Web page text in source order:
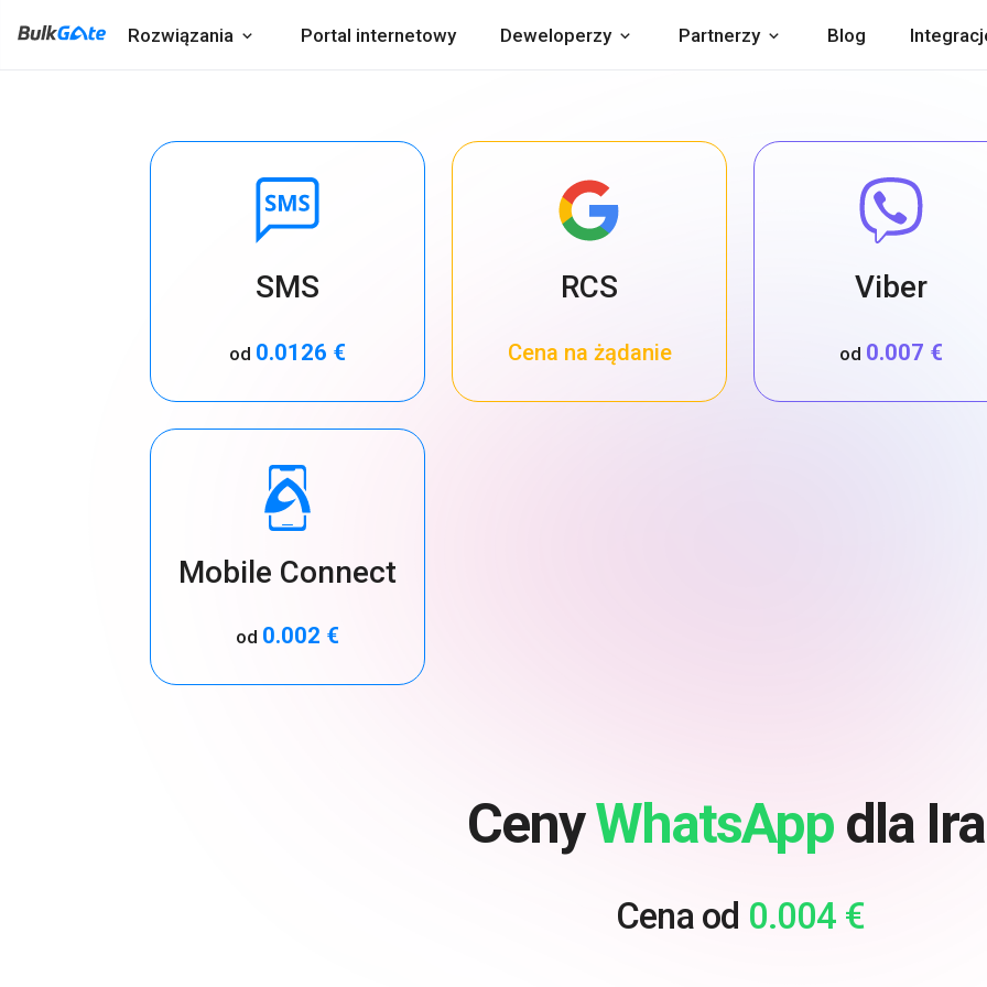
Rozwiązania Portal internetowy Deweloperzy Partnerzy Blog
SMS
od 0.0126 €
RCS
Cena na żądanie
Viber
od 0.007 €
Mobile Connect
od 0.002 €
CenyWhatsAppdla
Cena od 0.004 €